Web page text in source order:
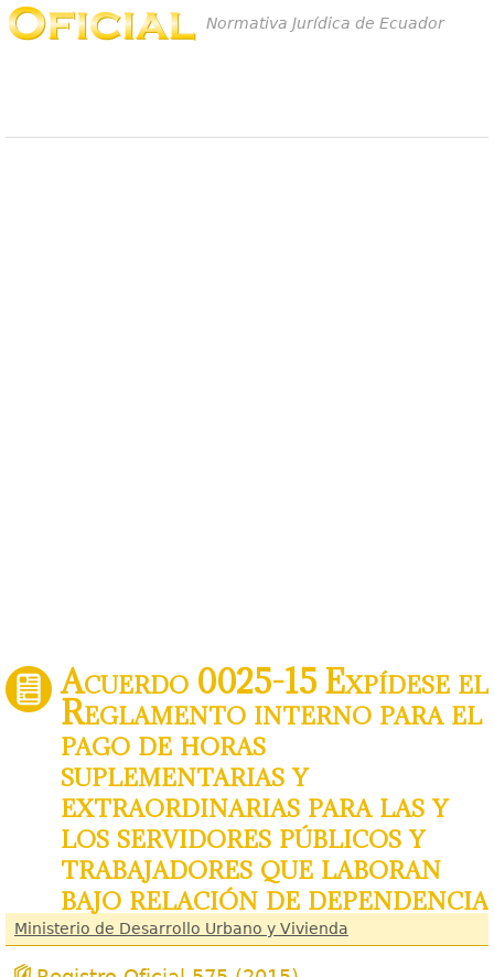
Normativa Jurídica de Ecuador
Acuerdo 0025-15 Expídese el
Reglamento interno para el
pago de horas
suplementarias y
extraordinarias para las y
los servidores públicos y
trabajadores que laboran
bajo relación de dependencia
Ministerio de Desarrollo Urbano y Vivienda